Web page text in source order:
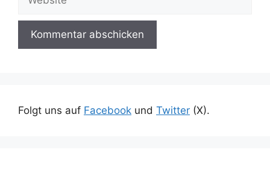
Folgt uns auf Facebook und Twitter (X).